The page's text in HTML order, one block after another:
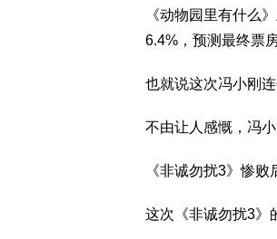
《动物园里有什么
6.4%，预测最终票
也就说这次冯小刚
不由让人感慨，冯
《非诚勿扰3》惨
这次《非诚勿扰3》